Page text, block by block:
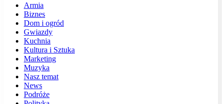
Armia
Biznes
Dom i ogród
Gwiazdy
Kuchnia
Kultura i Sztuka
Marketing
Muzyka
Nasz temat
News
Podróże